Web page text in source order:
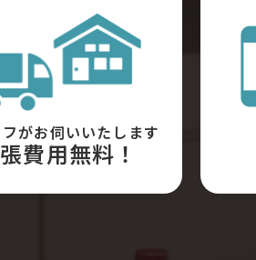
がお伺いいたします
費用無料！